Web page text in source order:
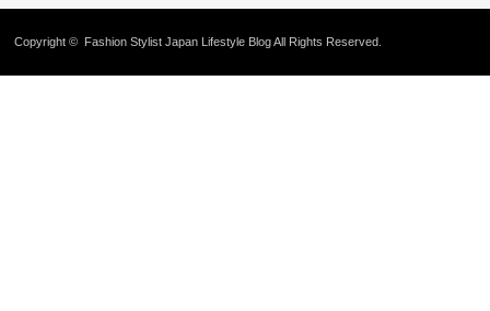
Copyright © Fashion Stylist Japan Lifestyle BlogAll Rights Reserved.